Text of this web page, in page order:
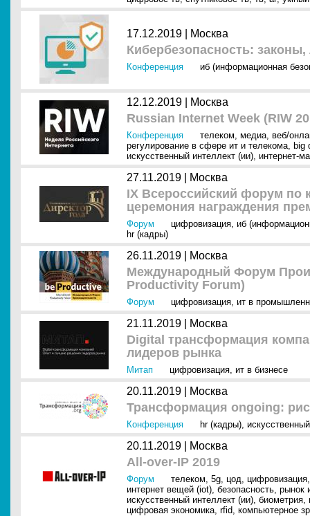
17.12.2019 | Москва
Кибербезопасность:
Конференция иб (информационная
12.12.2019 | Москва
Russian Internet Week (RIW
Конференция телеком, медиа, веб/
регулирование в сфере ит и телекома, big
искусственный интеллект (ии), интернет-
27.11.2019 | Москва
IX Всероссийский форум по
церемония награждения
Форум цифровизация, иб
hr (кадры)
26.11.2019 | Москва
Международный Форум
Productivity Forum)
Форум цифровизация, ит в
21.11.2019 | Москва
Digital трансформация
лидеров рынка
Митап цифровизация, ит в бизнесе
20.11.2019 | Москва
Трансформация ongoing:
Конференция hr (кадры),
20.11.2019 | Москва
All-over-IP 2019
Форум телеком, 5g, цод, цифровизация
интернет вещей (iot), безопасность, рынок
искусственный интеллект (ии), биометрия,
цифровая экономика, rfid, компьютерное